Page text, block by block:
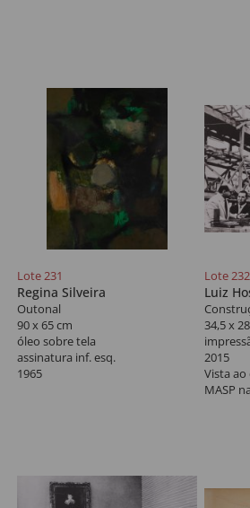
Lote 231
Regina Silveira
Outonal
90 x 65 cm
óleo sobre tela
assinatura inf. esq.
1965
Lote 232
Luiz
34,5 x
2015
Vista
MASP